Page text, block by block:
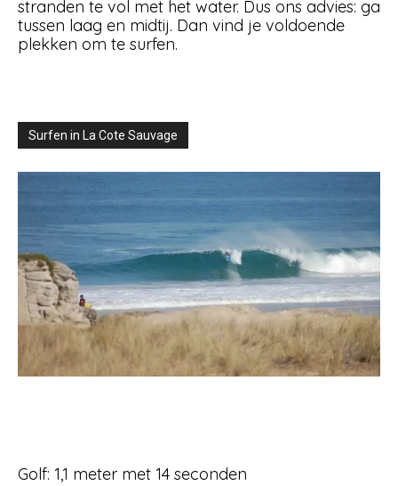
stranden te vol met het water. Dus ons advies: ga
tussen laag en midtij. Dan vind je voldoende
plekken om te surfen.
Surfen in La Cote Sauvage
Golf: 1,1 meter met 14 seconden